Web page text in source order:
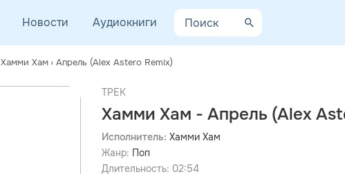
Новости Аудиокниги
Хамми Хам › Апрель (Alex Astero Remix)
ТРЕК
Хамми Хам - Апрель (Alex
Исполнитель: Хамми Хам
Жанр: Поп
Длительность: 02:54
просмотра рекламы
оформления подписки.